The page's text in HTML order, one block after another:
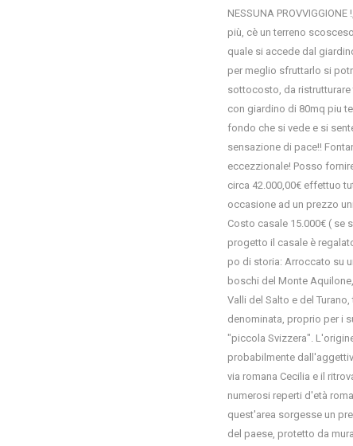
NESSUNA
più, cè un terreno
quale si accede dal
per meglio sfruttarlo si
sottocosto, da
con giardino di 80mq piu
fondo che si vede e si
sensazione di pace!!
eccezzionale! Posso
circa 42.000,00€ effettuo
occasione ad un prezzo
Costo casale 15.000€ ( se
progetto il casale è
po di storia: Arroccato su
boschi del Monte
Valli del Salto e del
denominata, proprio per i
"piccola Svizzera".
probabilmente
via romana Cecilia e il
numerosi reperti d'età
quest'area sorgesse un
del paese, protetto da